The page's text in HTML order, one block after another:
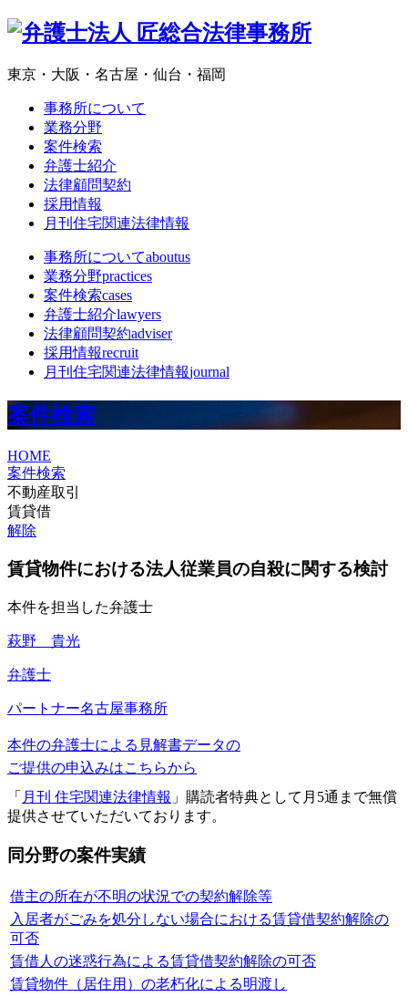
東京・大阪・名古屋・仙台・福岡
事務所について
業務分野
案件検索
弁護士紹介
法律顧問契約
採用情報
月刊住宅関連法律情報
事務所についてaboutus
業務分野practices
案件検索cases
弁護士紹介lawyers
法律顧問契約adviser
採用情報recruit
月刊住宅関連法律情報journal
案件検索
HOME
案件検索
不動産取引
賃貸借
解除
賃貸物件における法人従業員の自殺に関する検討
本件を担当した弁護士
萩野 貴光
弁護士
パートナー名古屋事務所
本件の弁護士による見解書データの
ご提供の申込みはこちらから
「 月刊 住宅関連法律情報 」購読者特典として月5通まで無償
提供させていただいております。
同分野の案件実績
借主の所在が不明の状況での契約解除等
入居者がごみを処分しない場合における賃貸借契約解除の
可否
賃借人の迷惑行為による賃貸借契約解除の可否
賃貸物件（居住用）の老朽化による明渡し